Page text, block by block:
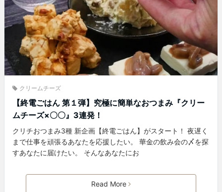
クリームチーズ
【終電ごはん 第１弾】究極に簡単なおつまみ『クリー
ムチーズ×〇〇』3連発！
クリチおつまみ3種 新企画【終電ごはん】がスタート！ 夜遅く
まで仕事を頑張るあなたを応援したい。 華金の飲み会の〆を探
すあなたに届けたい。 そんなあなたにお
Read More